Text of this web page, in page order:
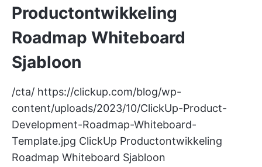
Productontwikkeling
Roadmap Whiteboard
Sjabloon
/cta/ https://clickup.com/blog/wp-
content/uploads/2023/10/ClickUp-Product-
Development-Roadmap-Whiteboard-
Template.jpg ClickUp Productontwikkeling
Roadmap Whiteboard Sjabloon